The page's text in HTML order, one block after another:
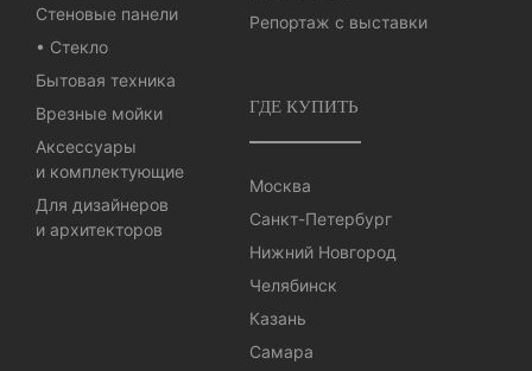
Стеновые панели
• Стекло
Бытовая техника
Врезные мойки
Аксессуары
и комплектующие
Для дизайнеров
и архитекторов
Репортаж с выставки
ГДЕ КУПИТЬ
Москва
Санкт-Петербург
Нижний Новгород
Челябинск
Казань
Самара